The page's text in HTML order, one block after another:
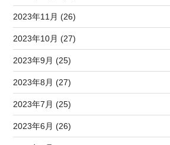
2023年11月 (26)
2023年10月 (27)
2023年9月 (25)
2023年8月 (27)
2023年7月 (25)
2023年6月 (26)